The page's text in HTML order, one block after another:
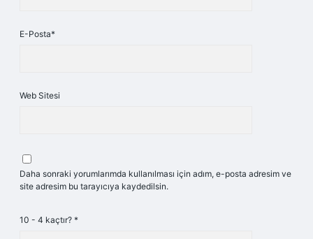
E-Posta*
Web Sitesi
Daha sonraki yorumlarımda kullanılması için adım, e-posta adresim ve
site adresim bu tarayıcıya kaydedilsin.
10 - 4 kaçtır? *